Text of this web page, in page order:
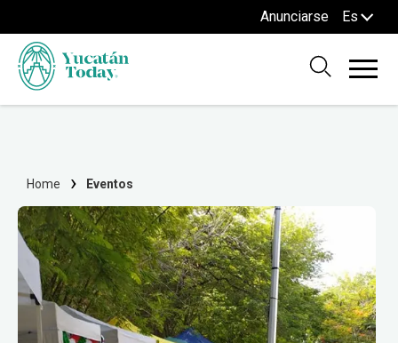
Anunciarse Es
Home Eventos